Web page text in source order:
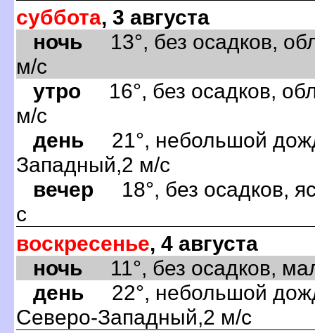
суббота, 3 августа
ночь 13°, без осадков,
м/с
утро 16°, без осадков,
м/с
день 21°, небольшой
Западный,2 м/с
вечер 18°, без осадков,
с
воскресенье, 4 августа
ночь 11°, без осадков,
день 22°, небольшой
Северо-Западный,2 м/с